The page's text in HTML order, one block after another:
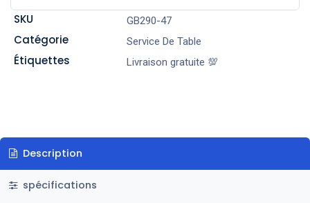
SKU GB290-47
Catégorie Service De Table
Étiquettes Livraison gratuite 💯
Description
spécifications